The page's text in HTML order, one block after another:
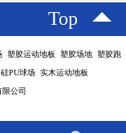
Top
塑胶运动地板 塑胶场地 塑胶跑
PU球场 实木运动地板
公司